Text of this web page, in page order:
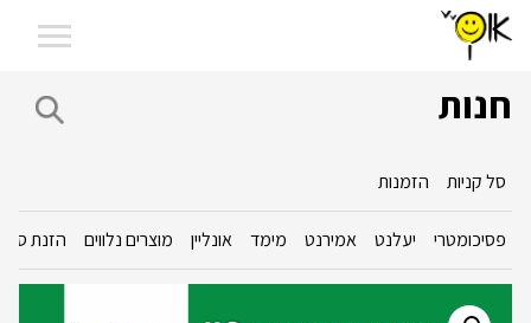
חנות
סל קניות הזמנות
פסיכומטרי יעלנט אמירנט מימד אונליין מוצרים נלווים הזנת